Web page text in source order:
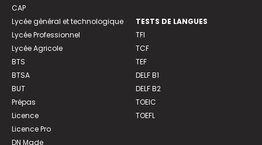
CAP
Lycée général et technologique
Lycée Professionnel
Lycée Agricole
BTS
BTSA
BUT
Prépas
Licence
Licence Pro
DN Made
TESTS DE LANGUES
TFI
TCF
TEF
DELF B1
DELF B2
TOEIC
TOEFL